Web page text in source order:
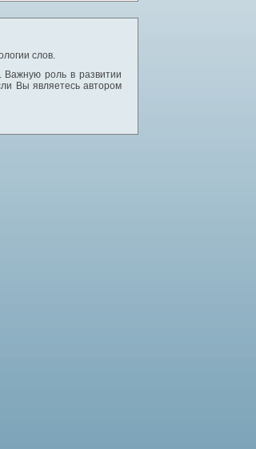
слов.
Важную роль в развитии
Вы являетесь автором